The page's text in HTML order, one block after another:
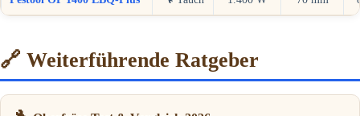
🔗 Weiterführende Ratgeber